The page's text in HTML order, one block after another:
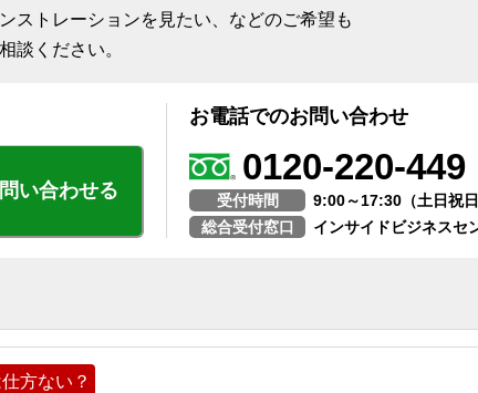
ストレーションを見たい、などのご希望も
談ください。
い合わせる
お電話でのお問い合わせ
0120-220-449
受付時間
9:00～17:30（土日祝
総合受付窓口
インサイドビジネスセ
方ない？